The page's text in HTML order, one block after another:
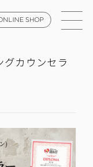
SHOP
グカウンセラ